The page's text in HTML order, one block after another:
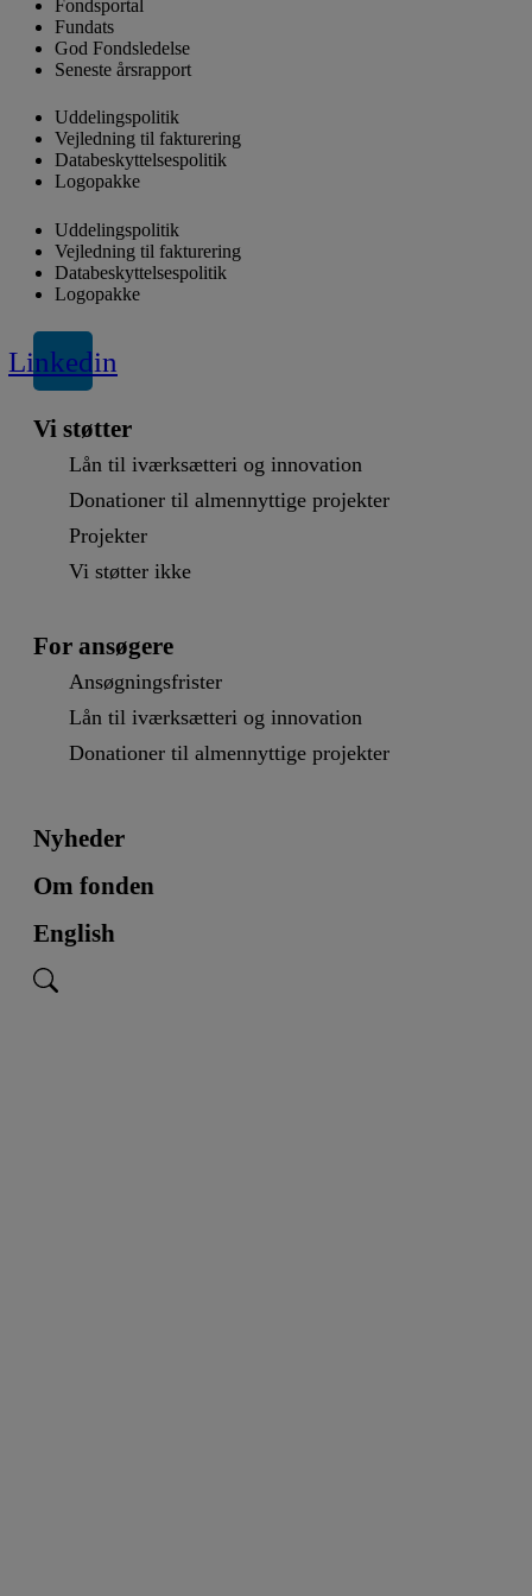
Fondsportal
Fundats
God Fondsledelse
Seneste årsrapport
Uddelingspolitik
Vejledning til fakturering
Databeskyttelsespolitik
Logopakke
Uddelingspolitik
Vejledning til fakturering
Databeskyttelsespolitik
Logopakke
Linkedin
Vi støtter
Lån til iværksætteri og innovation
Donationer til almennyttige projekter
Projekter
Vi støtter ikke
For ansøgere
Ansøgningsfrister
Lån til iværksætteri og innovation
Donationer til almennyttige projekter
Nyheder
Om fonden
English